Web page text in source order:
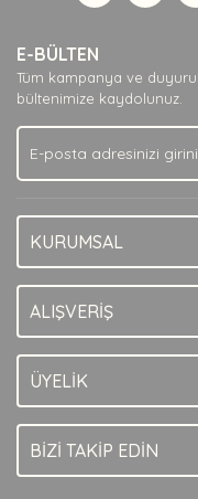
Ürün
Ürün bilgilerinde
Ürün fiyatı diğer
Bu ürüne benzer
E-BÜLTEN
Tüm kampanya ve
bültenimize kaydolunuz.
KURUMSAL
ALIŞVERİŞ
ÜYELİK
BİZİ TAKİP EDİN